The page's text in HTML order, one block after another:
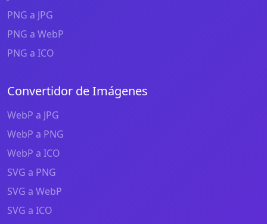
PNG a JPG
PNG a WebP
PNG a ICO
Convertidor de Imágenes
WebP a JPG
WebP a PNG
WebP a ICO
SVG a PNG
SVG a WebP
SVG a ICO